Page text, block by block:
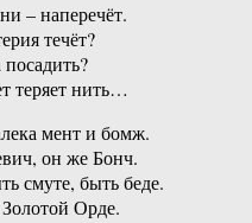
– наперечёт.
течёт?
теряет нить…
мент и бомж.
он же Бонч.
смуте, быть беде.
Орде.